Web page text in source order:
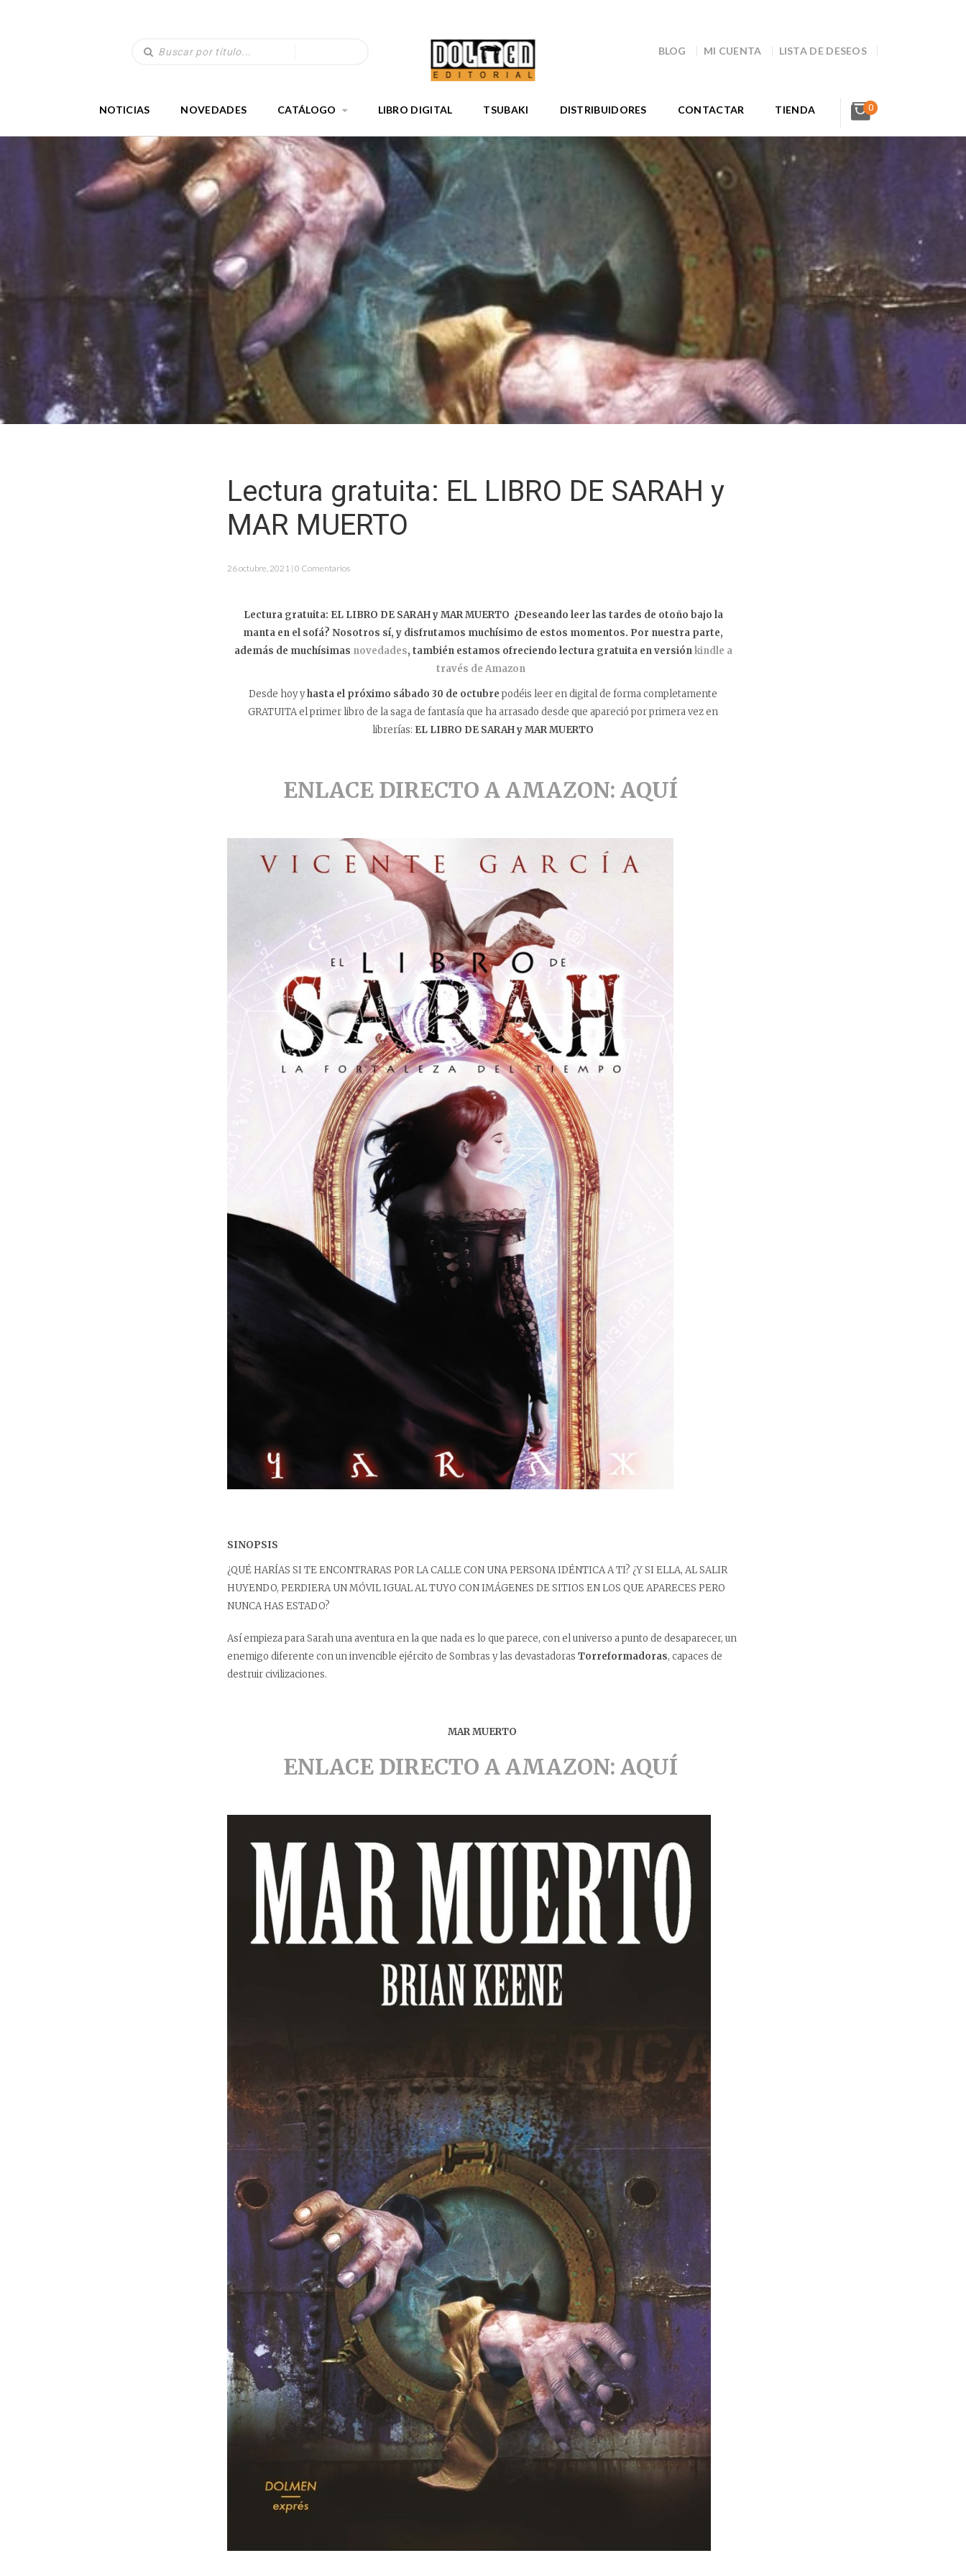
BLOG MI CUENTA LISTA DE DESEOS
NOTICIAS NOVEDADES CATÁLOGO LIBRO DIGITAL TSUBAKI DISTRIBUIDORES CONTACTAR TIENDA 0
Lectura gratuita: EL LIBRO DE SARAH y
MAR MUERTO
26 octubre, 2021 | 0 Comentarios
Lectura gratuita: EL LIBRO DE SARAH y MAR MUERTO ¿Deseando leer las tardes de otoño bajo la
manta en el sofá? Nosotros sí, y disfrutamos muchísimo de estos momentos. Por nuestra parte,
además de muchísimas novedades, también estamos ofreciendo lectura gratuita en versiónkindle a
través de Amazon
Desde hoy yhasta el próximo sábado 30 de octubre podéis leer en digital de forma completamente
GRATUITA el primer libro de la saga de fantasía que ha arrasado desde que apareció por primera vez en
librerías: EL LIBRO DE SARAH y MAR MUERTO
ENLACE DIRECTO A AMAZON: AQUÍ
SINOPSIS
¿QUÉ HARÍAS SI TE ENCONTRARAS POR LA CALLE CON UNA PERSONA IDÉNTICA A TI? ¿Y SI ELLA, AL SALIR
HUYENDO, PERDIERA UN MÓVIL IGUAL AL TUYO CON IMÁGENES DE SITIOS EN LOS QUE APARECES PERO
NUNCA HAS ESTADO?
Así empieza para Sarah una aventura en la que nada es lo que parece, con el universo a punto de desaparecer, un
enemigo diferente con un invencible ejército de Sombras y las devastadoras Torreformadoras, capaces de
destruir civilizaciones.
MAR MUERTO
ENLACE DIRECTO A AMAZON: AQUÍ